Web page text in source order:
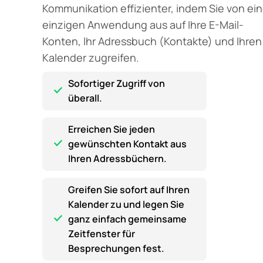
Kommunikation effizienter, indem Sie von
einzigen Anwendung aus auf Ihre E-Mail-
Konten, Ihr Adressbuch (Kontakte) und Ihren
Kalender zugreifen.
Sofortiger Zugriff von
überall.
Erreichen Sie jeden
gewünschten Kontakt aus
Ihren Adressbüchern.
Greifen Sie sofort auf Ihren
Kalender zu und legen Sie
ganz einfach gemeinsame
Zeitfenster für
Besprechungen fest.